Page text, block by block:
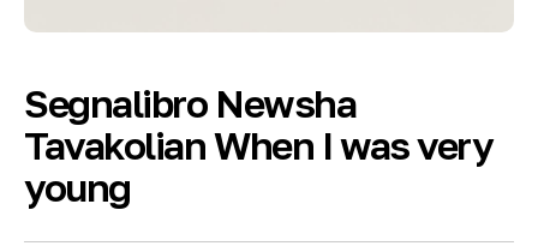
Segnalibro Newsha
Tavakolian When I was very
young